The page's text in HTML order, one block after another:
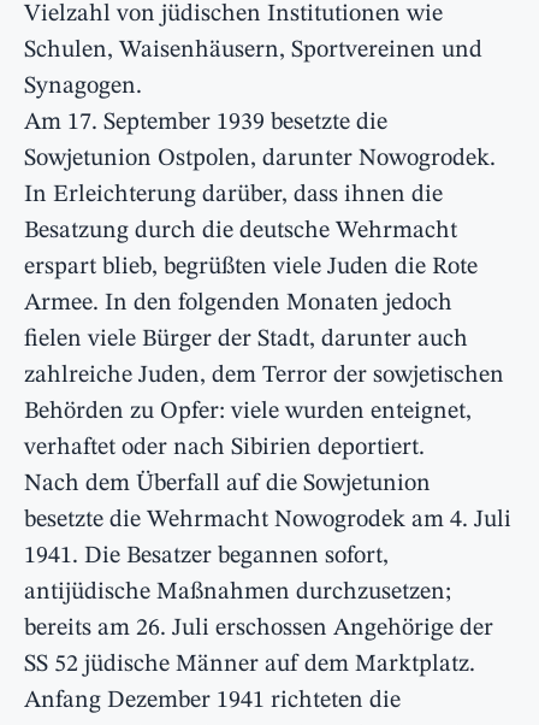
Vielzahl von jüdischen Institutionen wie
Schulen, Waisenhäusern, Sportvereinen und
Synagogen.
Am 17. September 1939 besetzte die
Sowjetunion Ostpolen, darunter Nowogrodek.
In Erleichterung darüber, dass ihnen die
Besatzung durch die deutsche Wehrmacht
erspart blieb, begrüßten viele Juden die Rote
Armee. In den folgenden Monaten jedoch
fielen viele Bürger der Stadt, darunter auch
zahlreiche Juden, dem Terror der sowjetischen
Behörden zu Opfer: viele wurden enteignet,
verhaftet oder nach Sibirien deportiert.
Nach dem Überfall auf die Sowjetunion
besetzte die Wehrmacht Nowogrodek am 4. Juli
1941. Die Besatzer begannen sofort,
antijüdische Maßnahmen durchzusetzen;
bereits am 26. Juli erschossen Angehörige der
SS 52 jüdische Männer auf dem Marktplatz.
Anfang Dezember 1941 richteten die